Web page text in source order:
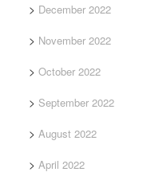
December 2022
November 2022
October 2022
September 2022
August 2022
April 2022